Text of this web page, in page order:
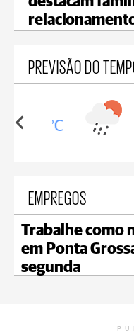
PREVISÃO DO
18°C
EMPREGOS
Trabalhe como
em Ponta
segunda